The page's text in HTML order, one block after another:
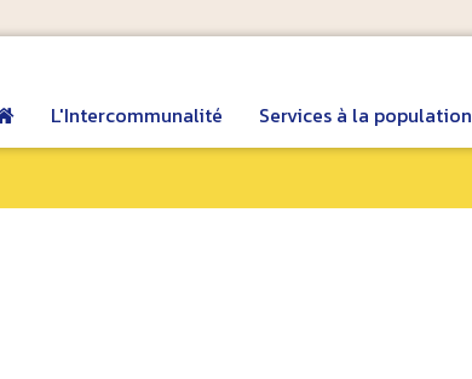
L'Intercommunalité Services à la population